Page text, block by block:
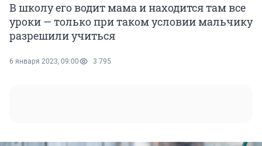
В школу его водит мама и находится там все
уроки — только при таком условии мальчику
разрешили учиться
6 января 2023, 09:00 3 795